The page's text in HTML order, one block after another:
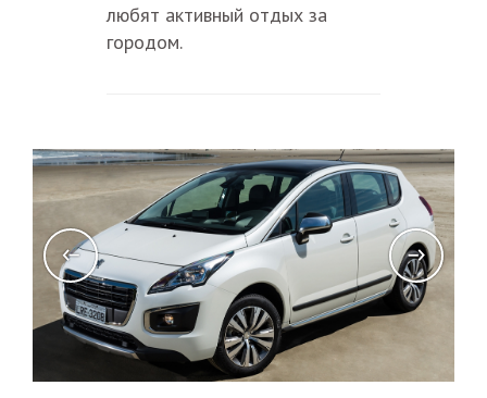
любят активный отдых за
городом.